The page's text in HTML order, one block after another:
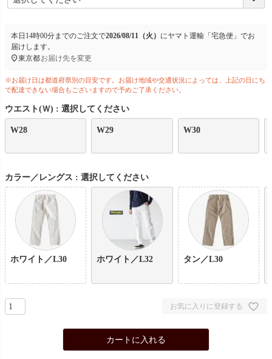
本日 14時00分までのご注文で2026/08/11（火） にヤマト運輸「宅急便」 でお
届けします。
東京都お届け先を変更
※お届け日は都道府県別の目安です。お届け地域や交通状況によっては、上記の日にち
で配達できない場合もございますので予めご了承ください。
ウエスト(Ｗ) 選択してください
W28 W29 W30
カラー／レングス 選択してください
ホワイト／L30 ホワイト／L32 タン／L30
お気に入りに登録する
カートに入れる